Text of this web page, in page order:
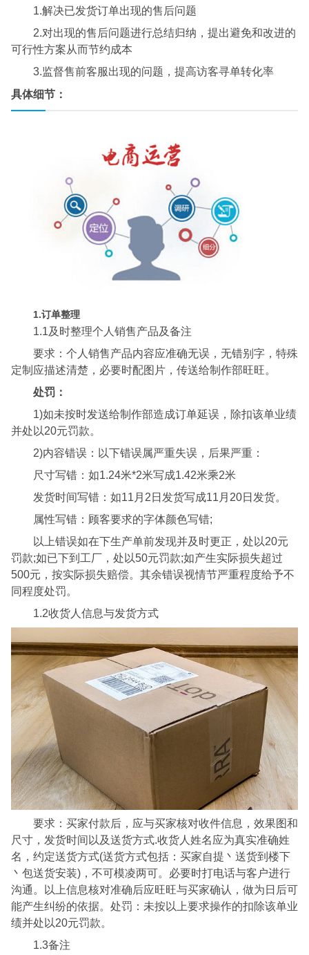
1.解决已发货订单出现的售后问题
2.对出现的售后问题进行总结归纳，提出避免和改进的
可行性方案从而节约成本
3.监督售前客服出现的问题，提高访客寻单转化率
具体细节：
1.订单整理
1.1及时整理个人销售产品及备注
要求：个人销售产品内容应准确无误，无错别字，特殊
定制应描述清楚，必要时配图片，传送给制作部旺旺。
处罚：
1)如未按时发送给制作部造成订单延误，除扣该单业绩
并处以20元罚款。
2)内容错误：以下错误属严重失误，后果严重：
尺寸写错：如1.24米*2米写成1.42米乘2米
发货时间写错：如11月2日发货写成11月20日发货。
属性写错：顾客要求的字体颜色写错;
以上错误如在下生产单前发现并及时更正，处以20元
罚款;如已下到工厂，处以50元罚款;如产生实际损失超过
500元，按实际损失赔偿。其余错误视情节严重程度给予不
同程度处罚。
1.2收货人信息与发货方式
要求：买家付款后，应与买家核对收件信息，效果图和
尺寸，发货时间以及送货方式.收货人姓名应为真实准确姓
名，约定送货方式(送货方式包括：买家自提丶送货到楼下
丶包送货安装)，不可模凌两可。必要时打电话与客户进行
沟通。以上信息核对准确后应旺旺与买家确认，做为日后可
能产生纠纷的依据。处罚：未按以上要求操作的扣除该单业
绩并处以20元罚款。
1.3备注